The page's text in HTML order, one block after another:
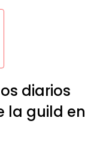
diarios
la guild en